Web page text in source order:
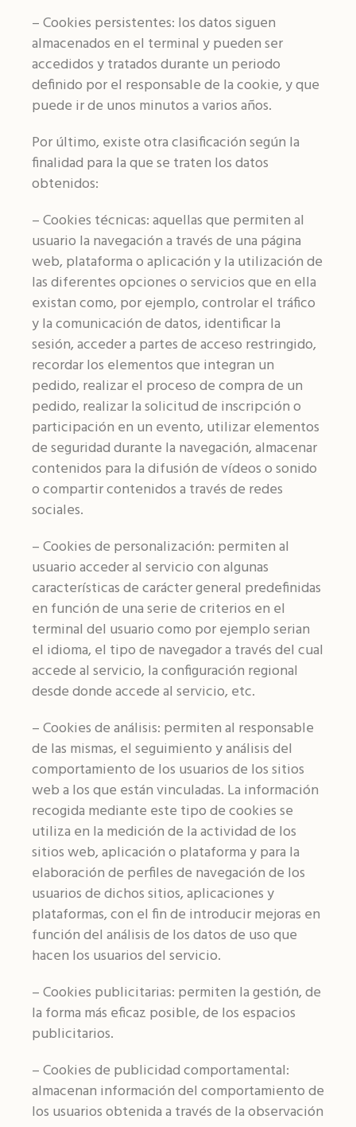
– Cookies persistentes: los datos siguen
almacenados en el terminal y pueden ser
accedidos y tratados durante un periodo
definido por el responsable de la cookie, y que
puede ir de unos minutos a varios años.
Por último, existe otra clasificación según la
finalidad para la que se traten los datos
obtenidos:
– Cookies técnicas: aquellas que permiten al
usuario la navegación a través de una página
web, plataforma o aplicación y la utilización de
las diferentes opciones o servicios que en ella
existan como, por ejemplo, controlar el tráfico
y la comunicación de datos, identificar la
sesión, acceder a partes de acceso restringido,
recordar los elementos que integran un
pedido, realizar el proceso de compra de un
pedido, realizar la solicitud de inscripción o
participación en un evento, utilizar elementos
de seguridad durante la navegación, almacenar
contenidos para la difusión de vídeos o sonido
o compartir contenidos a través de redes
sociales.
– Cookies de personalización: permiten al
usuario acceder al servicio con algunas
características de carácter general predefinidas
en función de una serie de criterios en el
terminal del usuario como por ejemplo serian
el idioma, el tipo de navegador a través del cual
accede al servicio, la configuración regional
desde donde accede al servicio, etc.
– Cookies de análisis: permiten al responsable
de las mismas, el seguimiento y análisis del
comportamiento de los usuarios de los sitios
web a los que están vinculadas. La información
recogida mediante este tipo de cookies se
utiliza en la medición de la actividad de los
sitios web, aplicación o plataforma y para la
elaboración de perfiles de navegación de los
usuarios de dichos sitios, aplicaciones y
plataformas, con el fin de introducir mejoras en
función del análisis de los datos de uso que
hacen los usuarios del servicio.
– Cookies publicitarias: permiten la gestión, de
la forma más eficaz posible, de los espacios
publicitarios.
– Cookies de publicidad comportamental:
almacenan información del comportamiento de
los usuarios obtenida a través de la observación